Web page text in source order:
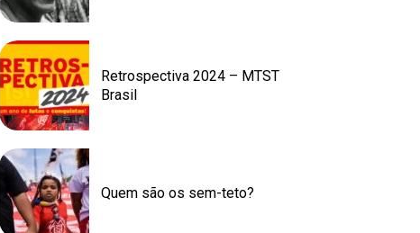
Retrospectiva 2024 – MTST
Brasil
Quem são os sem-teto?